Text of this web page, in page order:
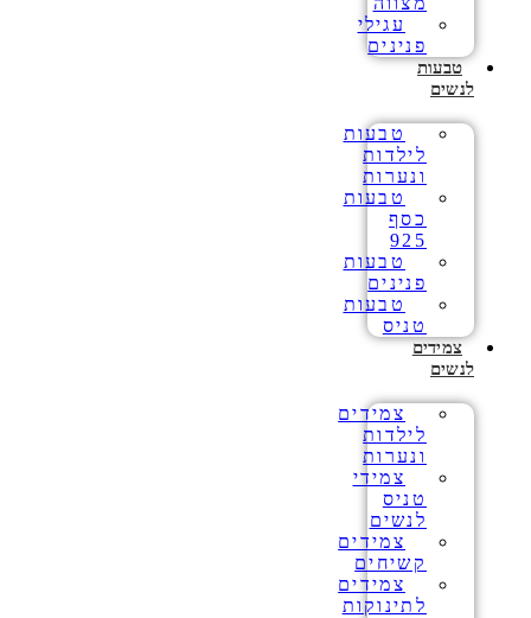
עגילי
פנינים
טבעות
לנשים
טבעות
לילדות
ונערות
טבעות
כסף
925
טבעות
פנינים
טבעות
טניס
צמידים
לנשים
צמידים
לילדות
ונערות
צמידי
טניס
לנשים
צמידים
קשיחים
צמידים
לתינוקות